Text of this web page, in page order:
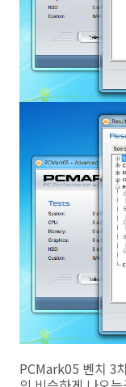
PCMark05 벤치 3